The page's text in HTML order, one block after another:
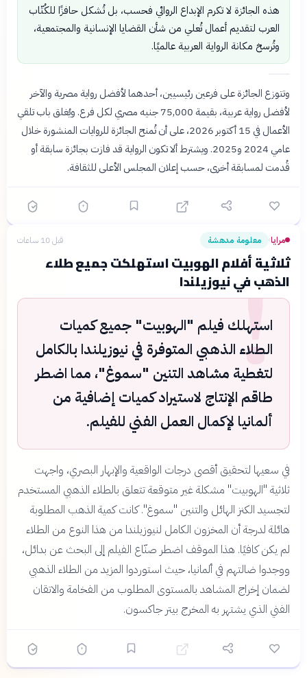
هذه الجائزة لا تكرم الإبداع الروائي فحسب، بل تُشكل حافزًا للكُتّاب
العرب لتقديم أعمال تُعلي من شأن القضايا الإنسانية والمجتمعية،
وتُرسخ مكانة الرواية العربية عالميًا.
وتتوزع الجائزة على فرعين رئيسيين، أحدهما لأفضل رواية مصرية والآخر
لأفضل رواية عربية، بقيمة 75,000 جنيه مصري لكل فرع. ويُغلق باب تلقي
الأعمال في 15 أكتوبر 2026، على أن تُمنح الجائزة للروايات المنشورة خلال
عامي 2024 و2025. ويشترط ألا تكون الرواية قد فازت بجائزة سابقة أو
قُدمت لمسابقة أخرى، حسب إعلان المجلس الأعلى للثقافة.
مرايا› معلومة مدهشة قبل 10 ساعات
ثلاثية أفلام الهوبيت استهلكت جميع طلاء
الذهب في نيوزيلندا
!
استهلك فيلم "الهوبيت" جميع كميات
الطلاء الذهبي المتوفرة في نيوزيلندا بالكامل
لتغطية مشاهد التنين "سموغ"، مما اضطر
طاقم الإنتاج لاستيراد كميات إضافية من
ألمانيا لإكمال العمل الفني للفيلم.
في سعيها لتحقيق أقصى درجات الواقعية والإبهار البصري، واجهت
ثلاثية "الهوبيت" مشكلة غير متوقعة تتعلق بالطلاء الذهبي المستخدم
لتجسيد الكنز الهائل والتنين "سموغ". كانت كمية الذهب المطلوبة
هائلة لدرجة أن المخزون الكامل لنيوزيلندا من هذا النوع من الطلاء
لم يكن كافيًا. هذا الموقف اضطر صنّاع الفيلم إلى البحث عن بدائل،
ووجدوا ضالتهم في ألمانيا، حيث استوردوا المزيد من الطلاء الذهبي
لضمان إخراج المشاهد بالمستوى المطلوب من الفخامة والاتقان
الفني الذي يشتهر به المخرج بيتر جاكسون.